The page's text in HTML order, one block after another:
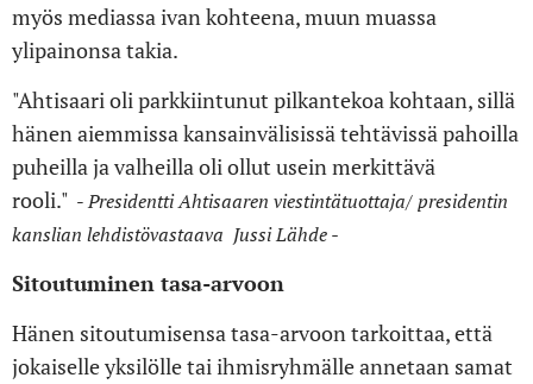
myös mediassa ivan kohteena, muun muassa
ylipainonsa takia.
"Ahtisaari oli parkkiintunut pilkantekoa kohtaan, sillä
hänen aiemmissa kansainvälisissä tehtävissä pahoilla
puheilla ja valheilla oli ollut usein merkittävä
rooli." -PresidenttiAhtisaaren viestintätuottaja/ presidentin
kanslian lehdistövastaava Jussi Lähde -
Sitoutuminen tasa-arvoon
Hänen sitoutumisensa tasa-arvoon tarkoittaa, että
jokaiselle yksilölle tai ihmisryhmälle annetaan samat